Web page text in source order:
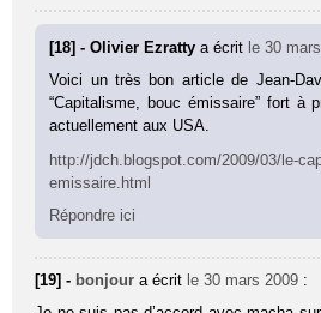
[18] - Olivier Ezrattya écrit le 30
Voici un très bon article de Jean-
“Capitalisme, bouc émissaire” fort à
actuellement aux USA.
http://jdch.blogspot.com/2009/03/le-
emissaire.html
Répondre ici
[19] - bonjour a écrit le 30 mars 2009 :